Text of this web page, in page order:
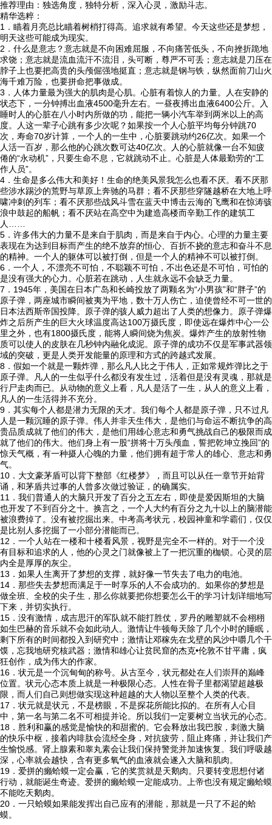
推荐理由：独选角度，独特分析，深入心灵，激励斗志。
精华选粹：
1．瞄着月亮总比瞄着树梢打得高。追求就有希望。今天这些还是梦想，
明天这些可能成为现实。
2．什么是意志？意志就是不向困难屈服，不向痛苦低头，不向挫折跪地
求饶；意志就是流血流汗不流泪，头可断，尊严不可丢；意志就是刀压在
脖子上也要把高贵的头颅倔强地挺直；意志就是钢与铁，纵然面前刀山火
海千难万险，也要拼命把事做成。
3．人体力量最为强大的肌肉是心肌。心脏有着惊人的力量。人在安静的
状态下，一分钟搏出血液4500毫升左右。一昼夜搏出血液6400公斤。入
睡时人的心脏在八小时内所做的功，能把一辆小汽车举到两米以上的高
度。人这一辈子心跳有多少次呢？如果按一个人心脏平均每分钟跳70
次，寿命70岁计算，一个人的一生中，心脏要跳动约26亿次。如果一个
人活一百岁，那么他的心跳次数可达40亿次。人的心脏就像一台不知疲
倦的“永动机”，只要生命不息，它就跳动不止。心脏是人体最勤劳的“工
作人员”。
4．生命是多么伟大和美好！生命的绝美风景我怎么也看不厌。看不厌那
些涉水踢沙的荒野与草原上奔驰的马群；看不厌那些穿隧越桥在大地上呼
啸冲刺的列车；看不厌那些战风斗雪在蓝天中博击云海的飞鹰和在惊涛骇
浪中鼓起的船帆；看不厌站在高空中为建造高楼而辛勤工作的建筑工
人……
5．许多伟大的力量不是来自于肌肉，而是来自于内心。心理的力量主要
表现在为达到目标而产生的绝不放弃的恒心、百折不挠的意志和奋斗不息
的精神。一个人的躯体可以被打倒，但是一个人的精神不可以被打倒。
6．一个人，不漂亮不可怕，不聪颖不可怕，不出色还是不可怕，可怕的
是没有强大的心力。心脏若在跳动，人生就永远不会缺乏力量。
7．1945年，美国在日本广岛和长崎投放了两颗名为“小男孩”和“胖子”的
原子弹，两座城市瞬间被夷为平地，数十万人伤亡，迫使曾经不可一世的
日本法西斯帝国投降。原子弹的骇人威力超出了人类的想像力。原子弹爆
炸之后所产生的巨大火球温度高达100万摄氏度，即使远在爆炸中心一公
里之外，也有1800摄氏度，能将人瞬间烧为焦炭。爆炸产生的放射性物
质可以使人的皮肤在几秒钟内融化成泥。原子弹的成功不仅是军事武器领
域的突破，更是人类开发能量的原理和方式的跨越式发展。
8．假如一个就是一颗炸弹，那么凡人比之于伟人，正如常规炸弹比之于
原子弹。凡人的一生似乎什么都没有发生过，活着但是没有灵魂，那就是
行尸走肉而已。从动物的意义上看，凡人是活了一生，从人的意义上看，
凡人的一生活得并不充分。
9．其实每个人都是潜力无限的天才。我们每个人都是原子弹，只不过凡
人是一颗沉睡的原子弹。伟人并非天生伟大，是他们与命运不断抗争的高
贵品质成就了他们的伟大，是他们用雄心意志和勇气挑战自己的极限而成
就了他们的伟大。他们身上有一股“拼将十万头颅血，誓把乾坤立挽回”的
惊天气概，有一种摄人心魄的力量，他们拥有超于常人的雄心、意志和勇
气。
10．大文豪茅盾可以背下整部《红楼梦》，而且可以从任一章节开始背
诵，和茅盾共过事的人曾多次做过验证，的确属实。
11．我们普通人的大脑只开发了百分之五左右，即使是爱因斯坦的大脑
也开发了不到百分之十。换言之，一个人大约有百分之九十以上的脑潜能
被浪费掉了。没有被挖掘出来。中考高考状元，校园神童和学霸们，仅仅
是比别人多挖掘了一小部分潜能而已。
12．一个人站在一楼和十楼看风景，视野是完全不一样的。对于一个没
有目标和追求的人，他的心灵之门就像被上了一把沉重的枷锁。心灵的层
内全是厚厚的灰尘。
13．如果人生离开了梦想的支撑，就好像一节失去了电力的电池。
14．那些失去梦想而满足于一时享乐的人不会成功的。如果你的梦想是
做全班、全校的尖子生，那么你就要把你想要怎么干的学习计划详细地写
下来，并切实执行。
15．没有激情，成吉思汗的军队就不能打胜仗，罗丹的雕塑就不会栩栩
如生巴赫的音乐就不会如此动人。激情让牛顿每天除了几个小时的睡眠，
剩下所有的时间都投入到研究中；激情让邓稼先在戈壁的风沙中嚼几个干
馍，忘我地研究核武器；激情和雄心让贫民窟的杰克•伦敦不甘平庸，疯
狂创作，成为伟大的作家。
16．状元是一个沉甸甸的称号。从古至今，状元都处在人们崇拜的巅峰
位置。状元心态本质上就是一种极限心态。人性在骨子里都渴望超越极
限，而人们自己则想做实现这种超越的大人物以至整个人类的代表。
17．状元就是状元，不是榜眼，不是探花所能比拟的。在所有人心目
中，第一名与第二名不可相提并论。所以我们一定要树立当状元的心态。
18．胜利和赢的感觉是愉快的和甜蜜的。它会释放出我巴胺，刺激大脑
的快乐中枢，接着内啡肽会流经全身，对抗疲劳，阻止疼痛，并让我们产
生愉悦感。肾上腺素和睾丸素会让我们保持警觉并加速恢复。我们呼吸越
深，心率就会越快，含有更多氧气的血液就会遂入大脑和肌肉。
19．爱拼的癞蛤蟆一定会赢，它的奖赏就是天鹅肉。只要转变思想付诸
行动，就能诞生奇迹。爱拼的癞蛤蟆一定能成功。上帝也没有规定癞蛤蟆
不能吃天鹅肉。
20．一只蛤蟆如果能发挥出自己应有的潜能，那就是一只了不起的蛤
蟆。
 首页
 学校概况
 信息公开
 教学教研
 最新公告
 校园新闻
 科学技术实验校